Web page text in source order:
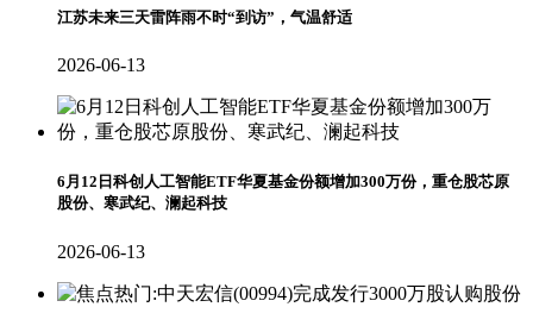
江苏未来三天雷阵雨不时“到访”，气温舒适
2026-06-13
6月12日科创人工智能ETF华夏基金份额增加300万份，重仓股芯原
股份、寒武纪、澜起科技
2026-06-13